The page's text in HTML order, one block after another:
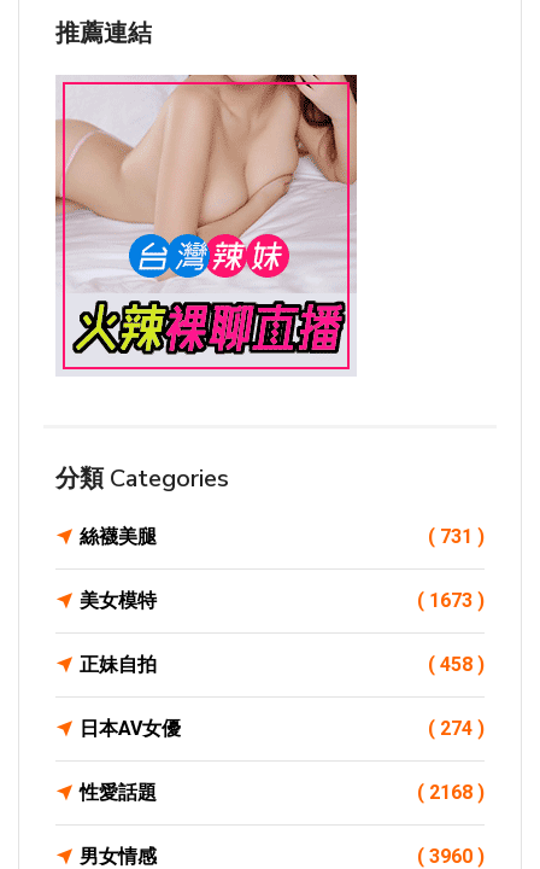
推薦連結
分類 Categories
絲襪美腿 ( 731 )
美女模特 ( 1673 )
正妹自拍 ( 458 )
日本AV女優 ( 274 )
性愛話題 ( 2168 )
男女情感 ( 3960 )